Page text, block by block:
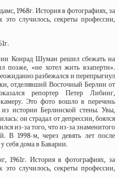
Конрад Шуман решил сбежать на
позже, «не хотел жить взаперти».
разбежался и перепрыгнул
отделявший Восточный Берлин от
репортер Петер Либинг,
Это фото вошло в перечень
истории Берлинской стены. Увы,
он страдал от депрессии, боялся
из-за того, что из-за знаменитого
В 1998-м, через девять лет после
себя дома в Баварии.